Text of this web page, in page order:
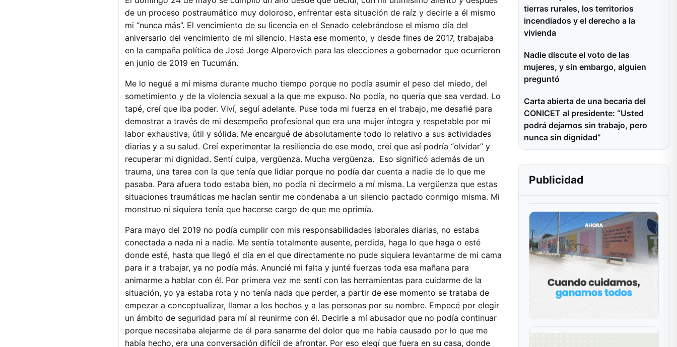
de un proceso postraumático muy doloroso, enfrentar esta situación de raíz y decirle a él mismo
mi “nunca más”. El vencimiento de su licencia en el Senado celebrándose el mismo día del
aniversario del vencimiento de mi silencio. Hasta ese momento, y desde fines de 2017, trabajaba
en la campaña política de José Jorge Alperovich para las elecciones a gobernador que ocurrieron
en junio de 2019 en Tucumán.
Me lo negué a mí misma durante mucho tiempo porque no podía asumir el peso del miedo, del
sometimiento y de la violencia sexual a la que me expuso. No podía, no quería que sea verdad. Lo
tapé, creí que iba poder. Viví, seguí adelante. Puse toda mi fuerza en el trabajo, me desafié para
demostrar a través de mi desempeño profesional que era una mujer íntegra y respetable por mi
labor exhaustiva, útil y sólida. Me encargué de absolutamente todo lo relativo a sus actividades
diarias y a su salud. Creí experimentar la resiliencia de ese modo, creí que así podría “olvidar” y
recuperar mi dignidad. Sentí culpa, vergüenza. Mucha vergüenza. Eso significó además de un
trauma, una tarea con la que tenía que lidiar porque no podía dar cuenta a nadie de lo que me
pasaba. Para afuera todo estaba bien, no podía ni decírmelo a mí misma. La vergüenza que estas
situaciones traumáticas me hacían sentir me condenaba a un silencio pactado conmigo misma. Mi
monstruo ni siquiera tenía que hacerse cargo de que me oprimía.
Para mayo del 2019 no podía cumplir con mis responsabilidades laborales diarias, no estaba
conectada a nada ni a nadie. Me sentía totalmente ausente, perdida, haga lo que haga o esté
donde esté, hasta que llegó el día en el que directamente no pude siquiera levantarme de mi cama
para ir a trabajar, ya no podía más. Anuncié mi falta y junté fuerzas toda esa mañana para
animarme a hablar con él. Por primera vez me sentí con las herramientas para cuidarme de la
situación, yo ya estaba rota y no tenía nada que perder, a partir de ese momento se trataba de
empezar a conceptualizar, llamar a los hechos y a las personas por su nombre. Empecé por elegir
un ámbito de seguridad para mí al reunirme con él. Decirle a mí abusador que no podía continuar
porque necesitaba alejarme de él para sanarme del dolor que me había causado por lo que me
había hecho, era una conversación difícil de afrontar. Por eso elegí que fuera en su casa, donde
tierras rurales, los territorios
incendiados y el derecho a la
vivienda
Nadie discute el voto de las
mujeres, y sin embargo, alguien
preguntó
Carta abierta de una becaria del
CONICET al presidente: “Usted
podrá dejarnos sin trabajo, pero
nunca sin dignidad”
Publicidad